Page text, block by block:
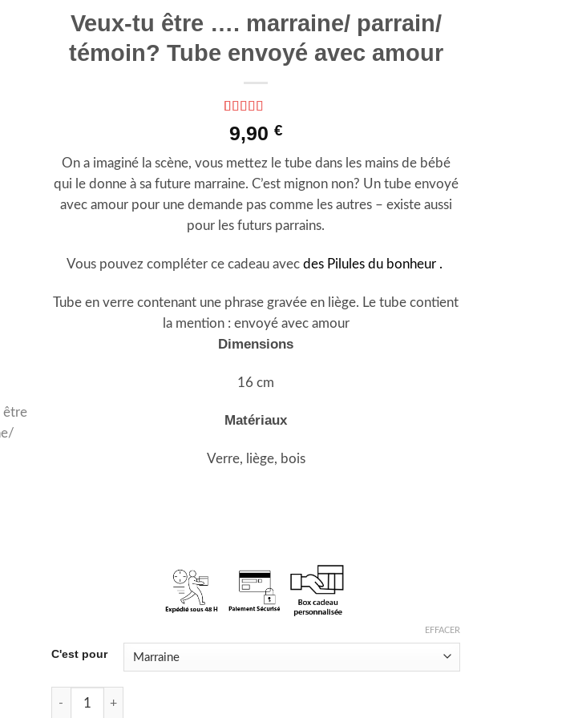
Veux-tu être …. marraine/ parrain/
témoin? Tube envoyé avec amour
Noté5 sur 5
basé sur
client
9,90 €
On a imaginé la scène, vous mettez le tube dans les mains de bébé
qui le donne à sa future marraine. C’est mignon non? Un tube envoyé
avec amour pour une demande pas comme les autres – existe aussi
pour les futurs parrains.
Vous pouvez compléter ce cadeau avec des Pilules du bonheur .
Tube en verre contenant une phrase gravée en liège. Le tube contient
la mention : envoyé avec amour
Dimensions
16 cm
Matériaux
Verre, liège, bois
C'est pour
EFFACER
quantité de Veux-tu être .... marraine/ parrain/ témoin? Tube envoyé avec amour